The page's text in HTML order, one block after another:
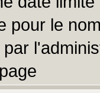
pour le